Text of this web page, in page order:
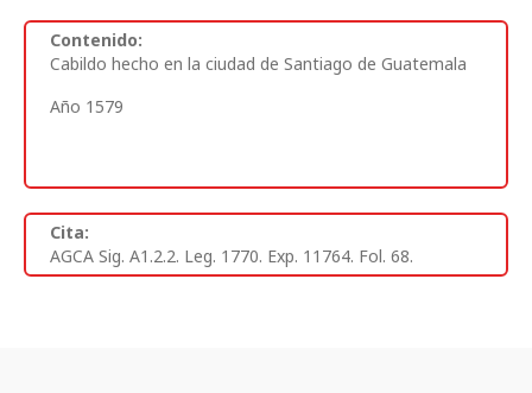
Contenido:
Cabildo hecho en la ciudad de Santiago de Guatemala
Año 1579
Cita:
AGCA Sig. A1.2.2. Leg. 1770. Exp. 11764. Fol. 68.